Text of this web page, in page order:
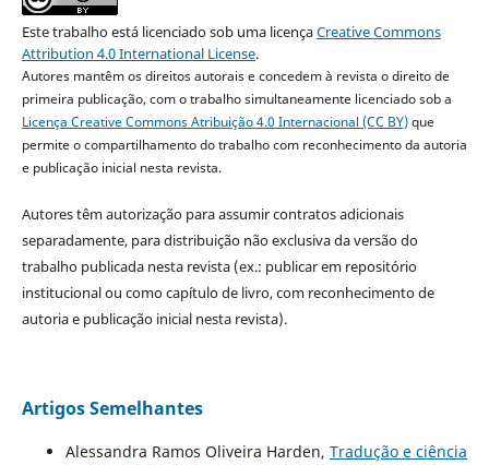
Este trabalho está licenciado sob uma licençaCreative Commons
Attribution 4.0 International License.
Autores mantêm os direitos autorais e concedem à revista o direito de
primeira publicação, com o trabalho simultaneamente licenciado sob a
Licença Creative Commons Atribuição 4.0 Internacional (CC BY)que
permite o compartilhamento do trabalho com reconhecimento da autoria
e publicação inicial nesta revista.
Autores têm autorização para assumir contratos adicionais
separadamente, para distribuição não exclusiva da versão do
trabalho publicada nesta revista (ex.: publicar em repositório
institucional ou como capítulo de livro, com reconhecimento de
autoria e publicação inicial nesta revista).
Artigos Semelhantes
Alessandra Ramos Oliveira Harden, Tradução e ciência